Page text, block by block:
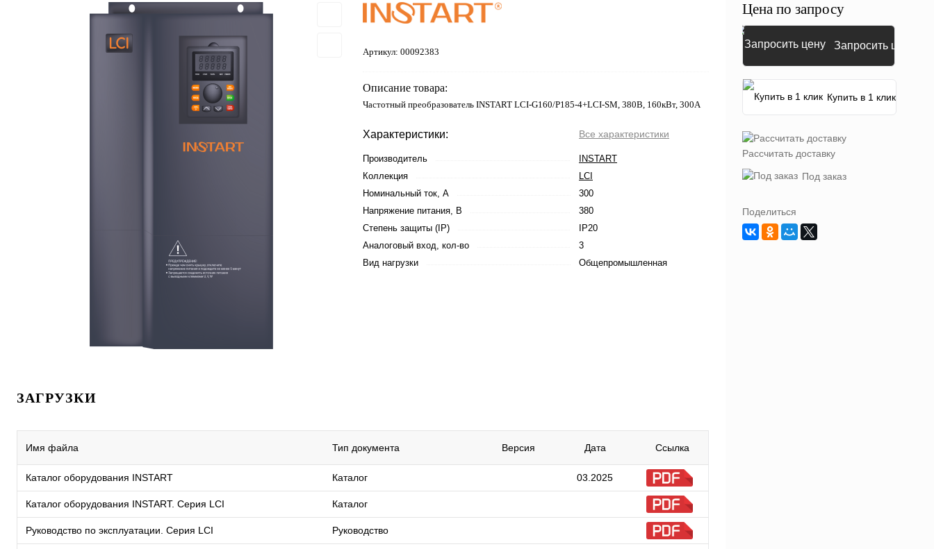
Артикул: 00092383
Описание товара:
Частотный преобразователь INSTART LCI-G160/P185-4+LCI-SM, 380В, 160кВт, 300А
Характеристики: Все характеристики
Производитель
INSTART
Коллекция
LCI
Номинальный ток, А
300
Напряжение питания, В
380
Степень защиты (IP)
IP20
Аналоговый вход, кол-во
3
Вид нагрузки
Общепромышленная
ЗАГРУЗКИ
Имя файла Тип документа Версия Дата Ссылка
Каталог оборудования INSTART Каталог 03.2025
Каталог оборудования INSTART. Серия LCI Каталог
Руководство по эксплуатации. Серия LCI Руководство
Цена по запросу
Запросить цену
Купить в 1 клик
Рассчитать доставку
Под заказ
Поделиться